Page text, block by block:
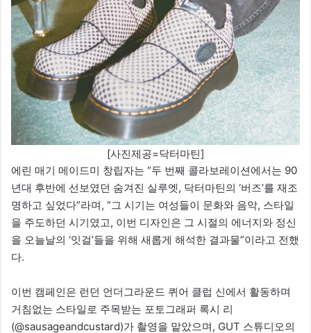
[사진제공=닥터마틴]
에린 매기 메이드미 창립자는 “두 번째 콜라보레이션에서는 90
년대 후반에 선보였던 숨겨진 실루엣, 닥터마틴의 ‘버즈’를 재조
명하고 싶었다”라며, “그 시기는 여성들이 문화와 음악, 스타일
을 주도하던 시기였고, 이번 디자인은 그 시절의 에너지와 정신
을 오늘날의 ‘잇걸’들을 위해 새롭게 해석한 결과물”이라고 전했
다.
이번 캠페인은 런던 언더그라운드 퀴어 클럽 신에서 활동하며
거침없는 스타일로 주목받는 포토그래퍼 록시 리
(@sausageandcustard)가 촬영을 맡았으며, GUT 스튜디오의